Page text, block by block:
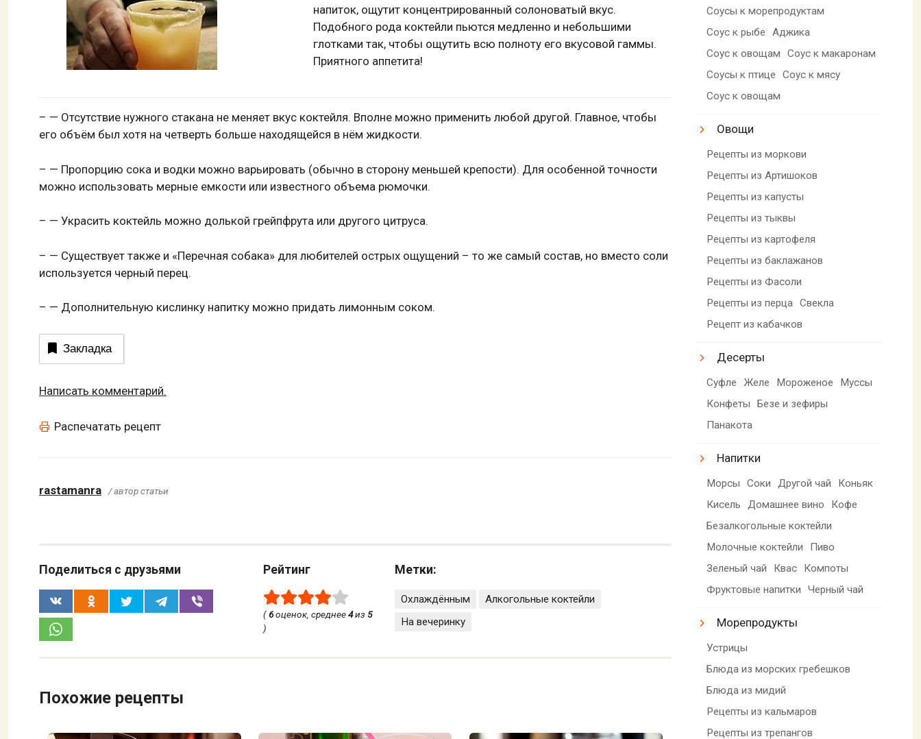
напиток, ощутит концентрированный солоноватый вкус.
Подобного рода коктейли пьются медленно и небольшими
глотками так, чтобы ощутить всю полноту его вкусовой гаммы.
Приятного аппетита!
– — Отсутствие нужного стакана не меняет вкус коктейля. Вполне можно применить любой другой. Главное, чтобы
его объём был хотя на четверть больше находящейся в нём жидкости.
– — Пропорцию сока и водки можно варьировать (обычно в сторону меньшей крепости). Для особенной точности
можно использовать мерные емкости или известного объема рюмочки.
– — Украсить коктейль можно долькой грейпфрута или другого цитруса.
– — Существует также и «Перечная собака» для любителей острых ощущений – то же самый состав, но вместо соли
используется черный перец.
– — Дополнительную кислинку напитку можно придать лимонным соком.
Закладка
Написать комментарий.
Распечатать рецепт
rastamanra / автор статьи
Поделиться с друзьями Рейтинг
(6оценок, среднее4из5
)
Метки:
Охлаждённым
Алкогольные коктейли
На вечеринку
Похожие рецепты
Соусы к морепродуктам
Соус к рыбе
Аджика
Соус к овощам
Соус к макаронам
Соусы к птице
Соус к мясу
Соус к овощам
Овощи
Рецепты из моркови
Рецепты из Артишоков
Рецепты из капусты
Рецепты из тыквы
Рецепты из картофеля
Рецепты из баклажанов
Рецепты из Фасоли
Рецепты из перца Свекла
Рецепт из кабачков
Десерты
Суфле Желе Мороженое
Муссы
Конфеты
Безе и зефиры
Панакота
Напитки
Морсы Соки Другой чай
Коньяк
Кисель
Домашнее вино
Кофе
Безалкогольные коктейли
Молочные коктейли
Пиво
Зеленый чай
Квас
Компоты
Фруктовые напитки
Черный чай
Морепродукты
Устрицы
Блюда из морских гребешков
Блюда из мидий
Рецепты из кальмаров
Рецепты из трепангов